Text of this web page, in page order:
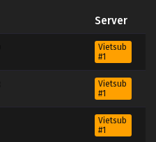
Server
Vietsub
#1
Vietsub
#1
Vietsub
#1